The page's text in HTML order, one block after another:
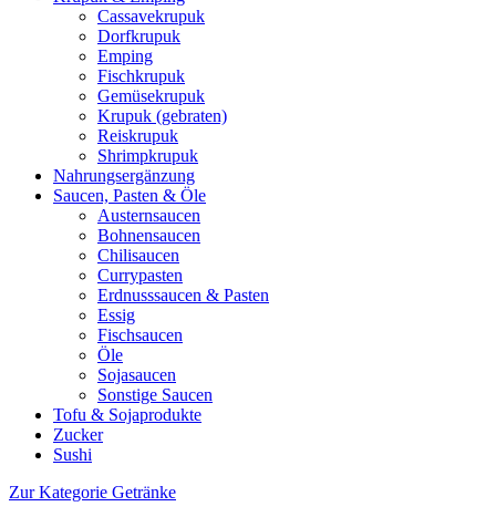
Cassavekrupuk
Dorfkrupuk
Emping
Fischkrupuk
Gemüsekrupuk
Krupuk (gebraten)
Reiskrupuk
Shrimpkrupuk
Nahrungsergänzung
Saucen, Pasten & Öle
Austernsaucen
Bohnensaucen
Chilisaucen
Currypasten
Erdnusssaucen & Pasten
Essig
Fischsaucen
Öle
Sojasaucen
Sonstige Saucen
Tofu & Sojaprodukte
Zucker
Sushi
Zur Kategorie Getränke